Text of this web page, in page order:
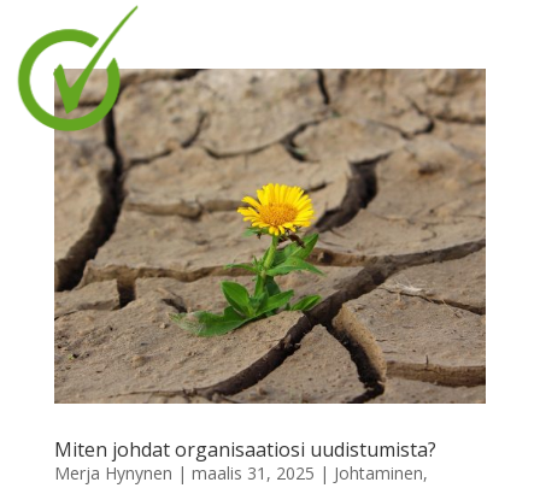
Miten johdat organisaatiosi uudistumista?
Merja Hynynen | maalis 31, 2025 | Johtaminen,